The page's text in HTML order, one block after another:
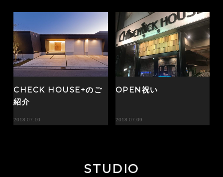
CHECK HOUSE+のご
紹介
2018.07.10
OPEN祝い
2018.07.09
STUDIO